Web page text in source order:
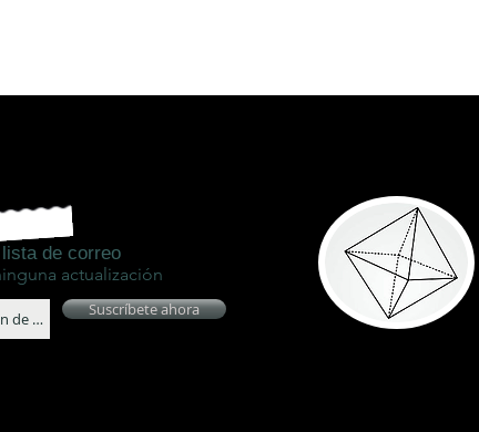
de correo
actualización
Suscríbete ahora